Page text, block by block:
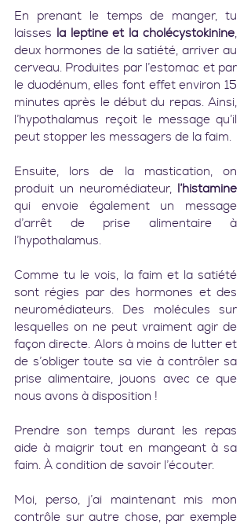
En prenant le temps de manger, tu
laisses
la leptine et la cholécystokinine
deux hormones de la satiété, arriver au
cerveau. Produites par l’estomac et par
le duodénum, elles font effet environ 15
minutes après le début du repas. Ainsi,
l’hypothalamus reçoit le message qu’il
peut stopper les messagers de la faim.
Ensuite, lors de la mastication, on
produit un neuromédiateur,
l’histamine
qui envoie également un message
d’arrêt de prise alimentaire à
l’hypothalamus.
Comme tu le vois, la faim et la satiété
sont régies par des hormones et des
neuromédiateurs. Des molécules sur
lesquelles on ne peut vraiment agir de
façon directe. Alors à moins de lutter et
de s’obliger toute sa vie à contrôler sa
prise alimentaire, jouons avec ce que
nous avons à disposition !
Prendre son temps durant les repas
aide à maigrir tout en mangeant à sa
faim. À condition de savoir l’écouter.
Moi, perso, j’ai maintenant mis mon
contrôle sur autre chose, par exemple